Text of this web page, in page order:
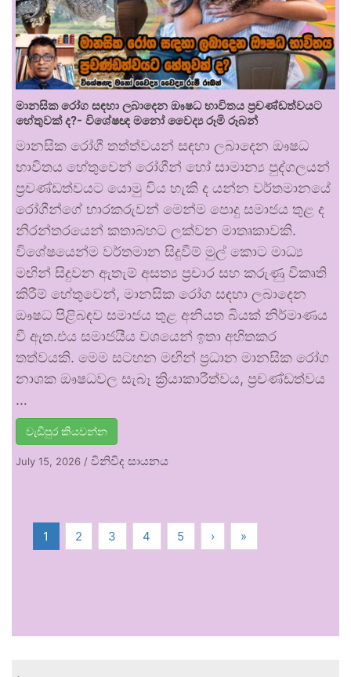
මානසික රෝග සඳහා ලබාදෙන ඖෂධ භාවිතය ප්‍රචණ්ඩත්වයට
හේතුවක් ද?- විශේෂඥ මනෝ වෛද්‍ය රූමි රූබන්
මානසික රෝගී තත්ත්වයන් සඳහා ලබාදෙන ඖෂධ
භාවිතය හේතුවෙන් රෝගීන් හෝ සාමාන්‍ය පුද්ගලයන්
ප්‍රචණ්ඩත්වයට යොමු විය හැකි ද යන්න වර්තමානයේ
රෝගීන්ගේ භාරකරුවන් මෙන්ම පොදු සමාජය තුළ ද
නිරන්තරයෙන් කතාබහට ලක්වන මාතෘකාවකි.
විශේෂයෙන්ම වර්තමාන සිදුවීම් මුල් කොට මාධ්‍ය
මඟින් සිදුවන ඇතැම් අසත්‍ය ප්‍රචාර සහ කරුණු විකෘති
කිරීම් හේතුවෙන්, මානසික රෝග සඳහා ලබාදෙන
ඖෂධ පිළිබඳව සමාජය තුළ අනියත බියක් නිර්මාණය
වී ඇත.එය සමාජයීය වශයෙන් ඉතා අහිතකර
තත්වයකි. මෙම සටහන මඟින් ප්‍රධාන මානසික රෝග
නාශක ඖෂධවල සැබෑ ක්‍රියාකාරීත්වය, ප්‍රචණ්ඩත්වය
…
වැඩිපුර කියවන්න
July 15, 2026 / විනිවිද සායනය
1 2 3 4 5 › »